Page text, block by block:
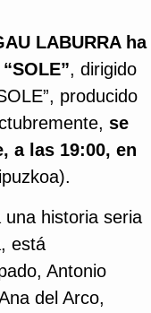
LABURRA ha
, dirigido
producido
se
a las 19:00, en
una historia seria
está
Antonio
del Arco,